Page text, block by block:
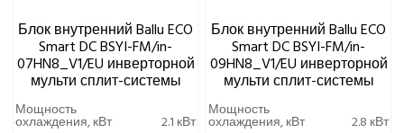
Блок внутренний Ballu ECO
Smart DC BSYI-FM/in-
07HN8_V1/EU инверторной
мульти сплит-системы
Мощность
охлаждения, кВт 2.1 кВт
Блок внутренний Ballu ECO
Smart DC BSYI-FM/in-
09HN8_V1/EU инверторной
мульти сплит-системы
Мощность
охлаждения, кВт 2.8 кВт